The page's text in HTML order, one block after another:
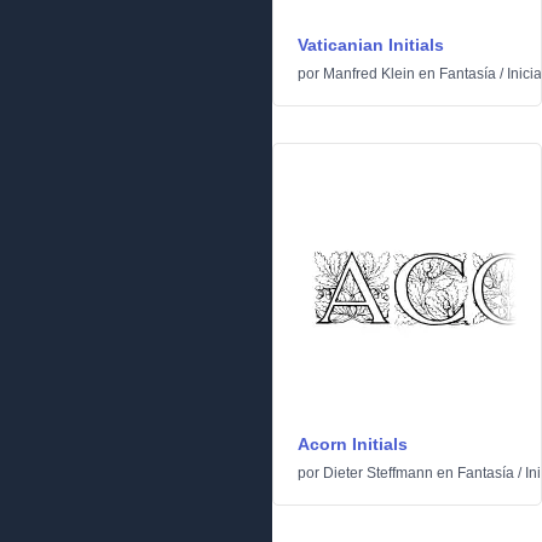
Vaticanian Initials
por Manfred Klein en Fantasía /
Acorn Initials
por Dieter Steffmann en Fantasía /